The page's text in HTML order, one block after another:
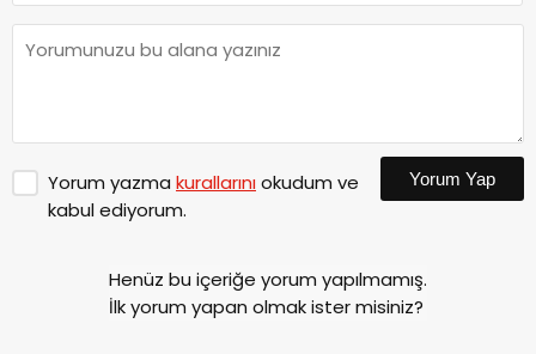
Yorum yazma kurallarınıokudum ve
kabul ediyorum.
Yorum Yap
Henüz bu içeriğe yorum yapılmamış.
İlk yorum yapan olmak ister misiniz?